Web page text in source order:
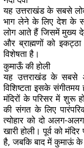
यह उत्तराखंड के सबसे
भाग लेने के लिए देश के
लोग आते हैं जिसमें मुख्य
और ब्राह्मणों को
विशेषता है।
कुमाऊँ की होली
यह उत्तराखंड के सबसे
विशिष्टता इसके
मंदिरों के परिसर में शुरू
की संगत के लिए
त्योहार को दो अलग-
खारी होली। पूर्व को
है, जबकि बाद में कुमाऊं के